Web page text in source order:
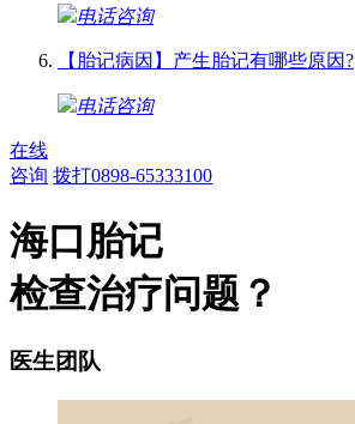
电话咨询
【胎记病因】产生胎记有哪些原因?
电话咨询
在线
咨询 拨打0898-65333100
海口胎记
检查治疗问题？
医生团队